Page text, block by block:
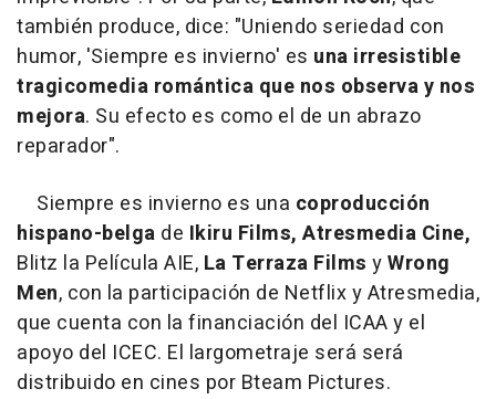
también produce, dice: "Uniendo seriedad con
humor, 'Siempre es invierno' es una irresistible
tragicomedia romántica que nos observa y nos
mejora. Su efecto es como el de un abrazo
reparador".
Siempre es invierno es una coproducción
hispano-belga de Ikiru Films, Atresmedia Cine,
Blitz la Película AIE, La Terraza Films yWrong
Men, con la participación de Netflix y Atresmedia,
que cuenta con la financiación del ICAA y el
apoyo del ICEC. El largometraje será será
distribuido en cines por Bteam Pictures.